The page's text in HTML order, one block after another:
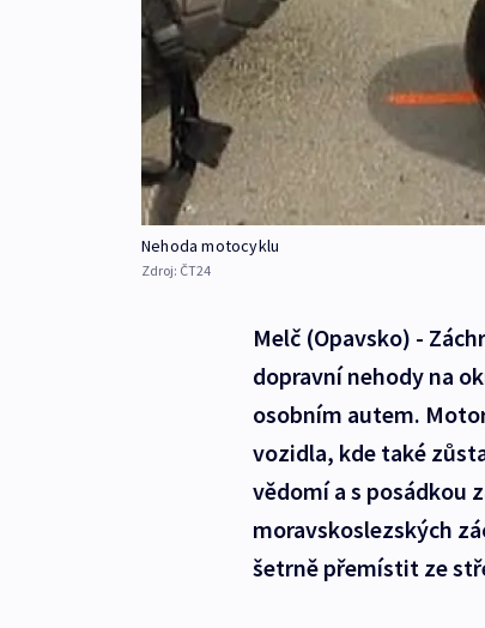
Nehoda motocyklu
Zdroj: ČT24
Melč (Opavsko) -
dopravní nehody na
osobním autem.
vozidla, kde také
vědomí a s posádkou
moravskoslezských
šetrně přemístit ze